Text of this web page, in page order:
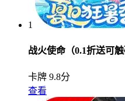
1
战火使命（0.1折送可触
卡牌 9.8分
查看